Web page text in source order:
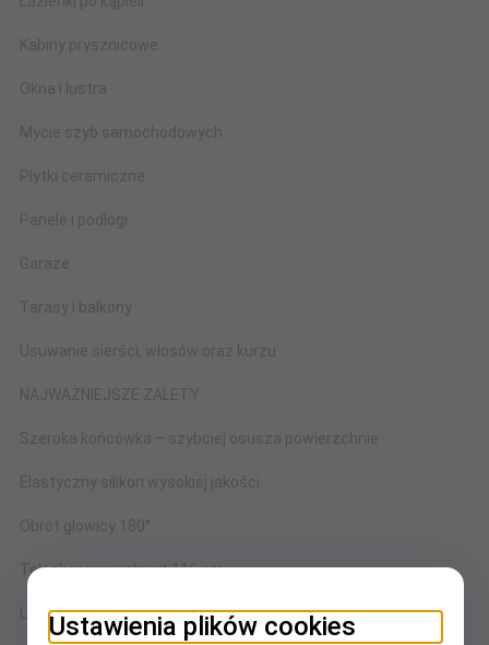
Kabiny prysznicowe
Okna i lustra
Mycie szyb samochodowych
Płytki ceramiczne
Panele i podłogi
Garaże
Tarasy i balkony
Usuwanie sierści, włosów oraz kurzu
NAJWAŻNIEJSZE ZALETY
Szeroka końcówka – szybciej osusza powierzchnie
Elastyczny silikon wysokiej jakości
Obrót głowicy 180°
Teleskopowy uchwyt 116 cm
Lekka i wygodna konstrukcja
Ustawienia plików cookies